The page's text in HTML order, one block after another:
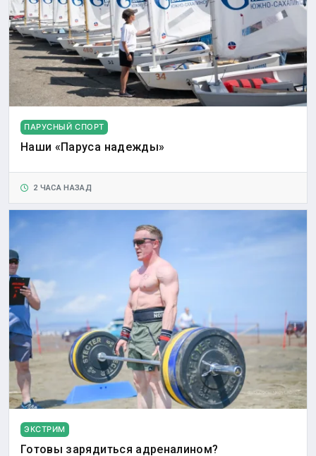
ПАРУСНЫЙ СПОРТ
Наши «Паруса надежды»
2 ЧАСА НАЗАД
ЭКСТРИМ
Готовы зарядиться адреналином?